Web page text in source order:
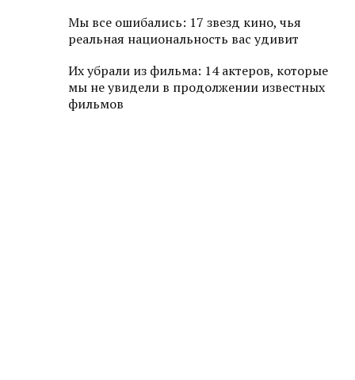
Мы все ошибались: 17 звезд кино, чья
реальная национальность вас удивит
Их убрали из фильма: 14 актеров, которые
мы не увидели в продолжении известных
фильмов